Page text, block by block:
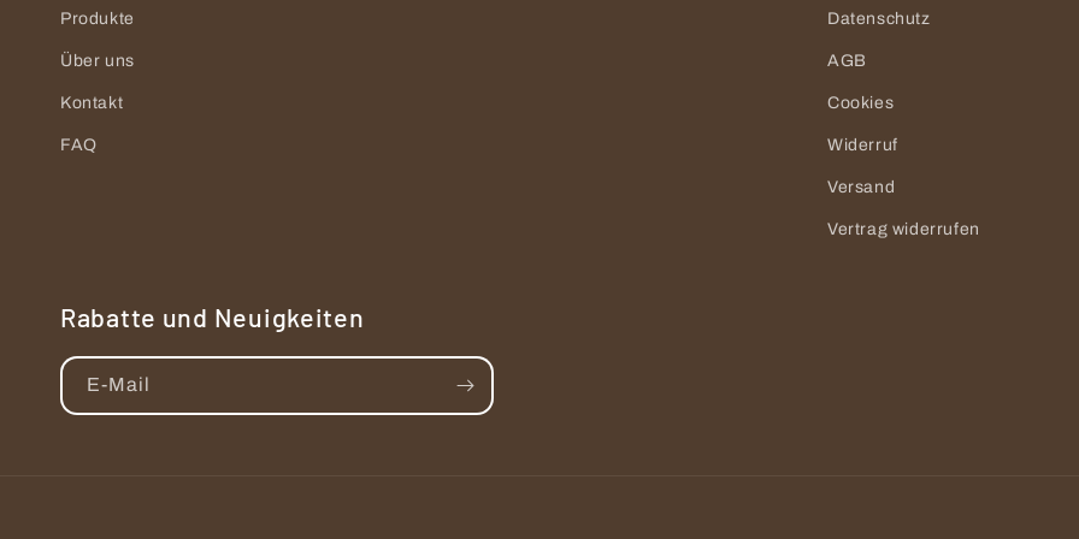
Produkte
Über uns
Kontakt
FAQ
Datenschutz
AGB
Cookies
Widerruf
Versand
Vertrag widerrufen
Rabatte und Neuigkeiten
E-Mail